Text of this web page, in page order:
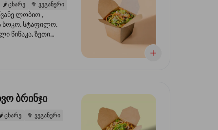
🌶️ ცხარე 🥦 ვეგანური
ლობიო ,
სოკო, სტაფილო,
წიწაკა, ზეთი
ბრინჯი
🌶️ ცხარე 🥦 ვეგანური